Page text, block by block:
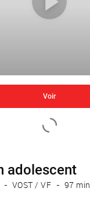
Voir
adolescent
VOST / VF 97 min